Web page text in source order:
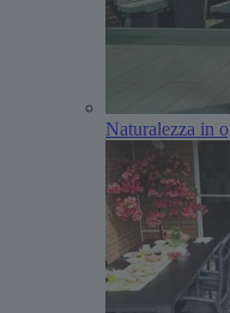
Naturalezza in